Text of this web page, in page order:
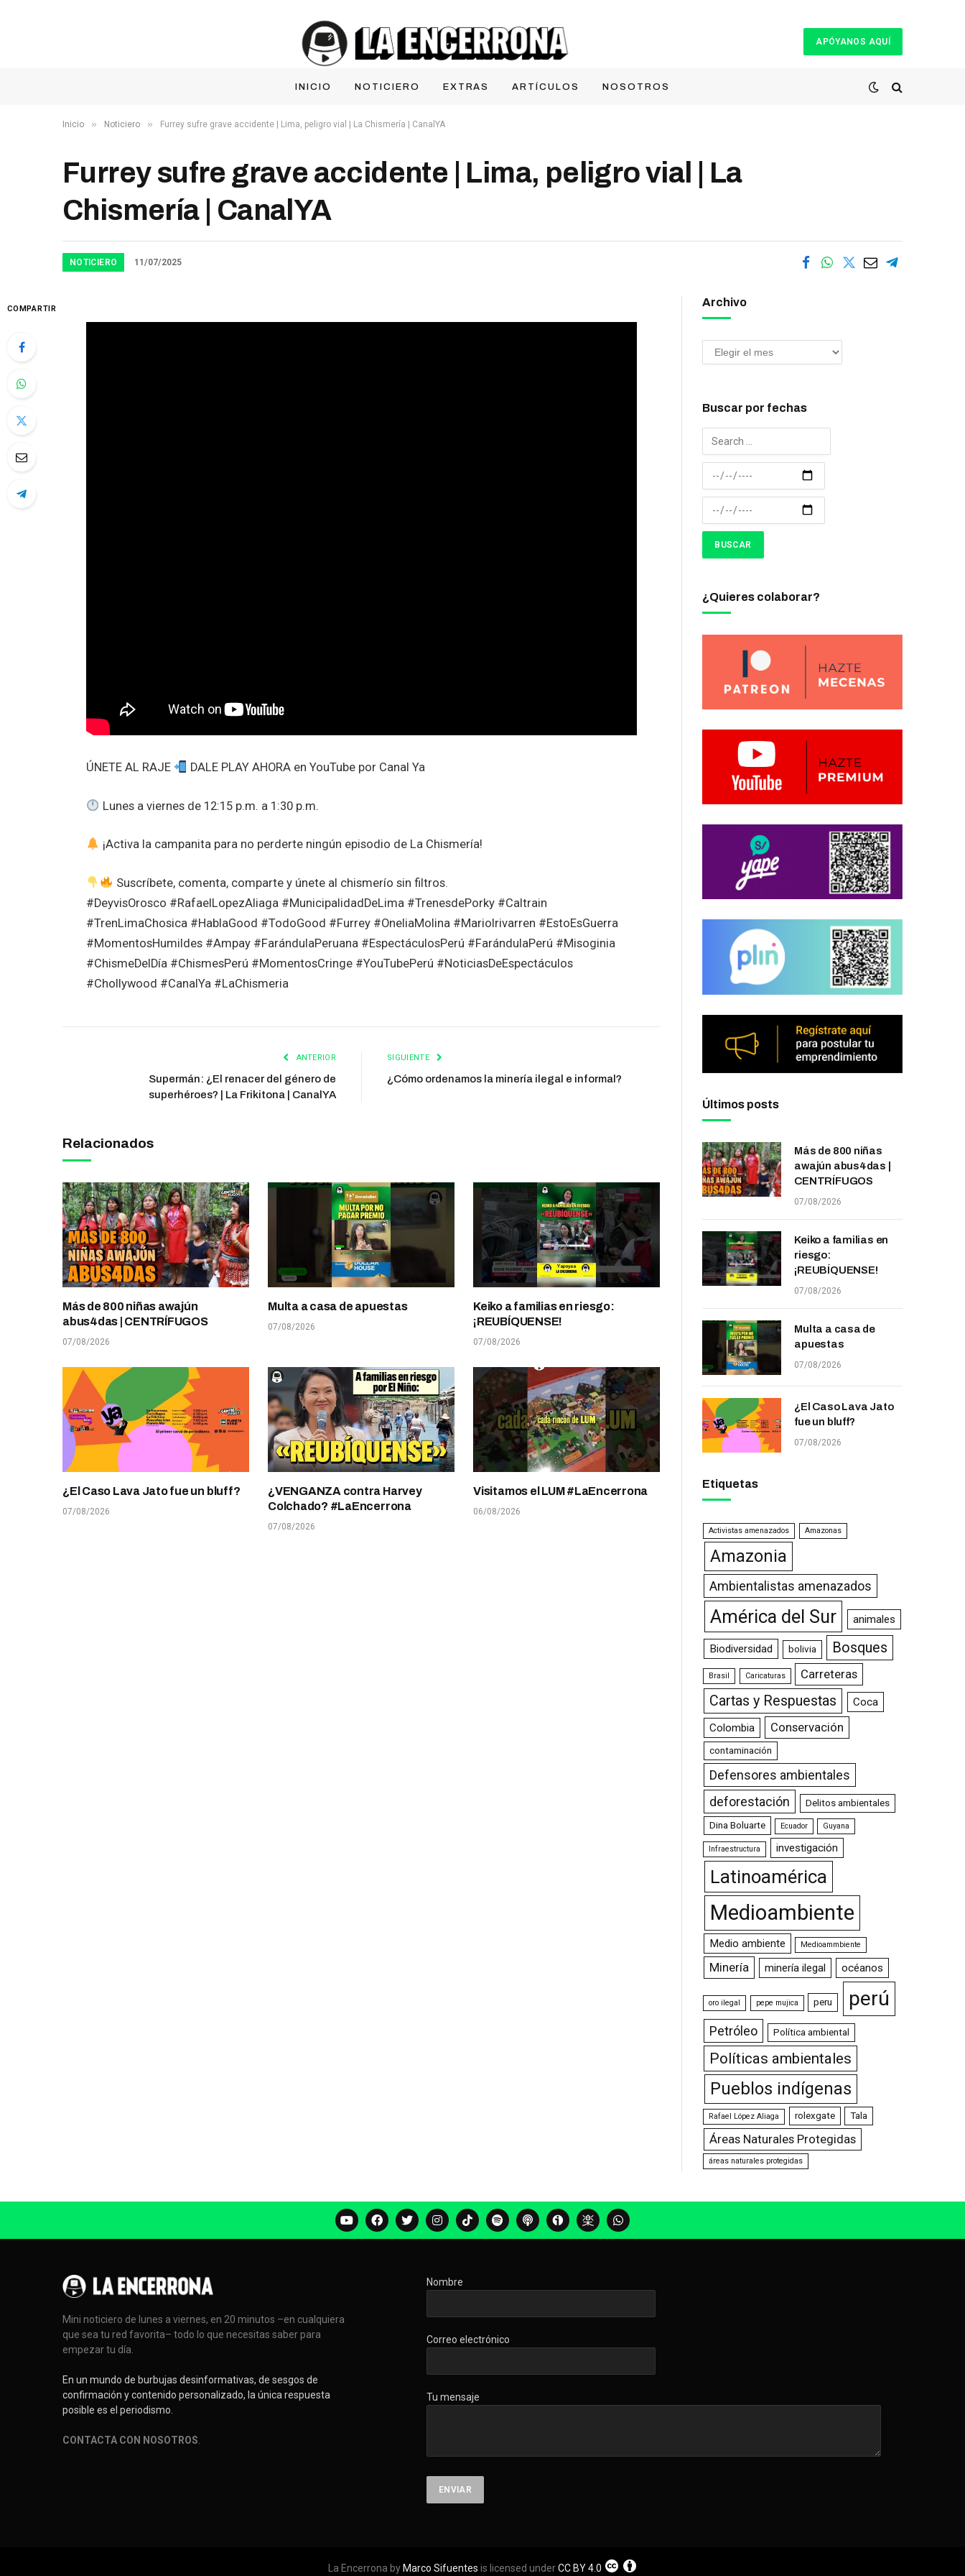
APÓYANOS AQUÍ
INICIO NOTICIERO EXTRAS ARTÍCULOS NOSOTROS
Inicio » Noticiero » Furrey sufre grave accidente | Lima, peligro vial | La Chismería | CanalYA
Furrey sufre grave accidente | Lima, peligro vial | La
Chismería | CanalYA
NOTICIERO 11/07/2025
COMPARTIR
ÚNETE AL RAJE DALE PLAY AHORA en YouTube por Canal Ya
Lunes a viernes de 12:15 p.m. a 1:30 p.m.
¡Activa la campanita para no perderte ningún episodio de La Chismería!
Suscríbete, comenta, comparte y únete al chismerío sin filtros.
#DeyvisOrosco #RafaelLopezAliaga #MunicipalidadDeLima #TrenesdePorky #Caltrain
#TrenLimaChosica #HablaGood #TodoGood #Furrey #OneliaMolina #MarioIrivarren #EstoEsGuerra
#MomentosHumildes #Ampay #FarándulaPeruana #EspectáculosPerú #FarándulaPerú #Misoginia
#ChismeDelDía #ChismesPerú #MomentosCringe #YouTubePerú #NoticiasDeEspectáculos
#Chollywood #CanalYa #LaChismeria
ANTERIOR
Supermán: ¿El renacer del género de
superhéroes? | La Frikitona | CanalYA
SIGUIENTE
¿Cómo ordenamos la minería ilegal e informal?
Relacionados
Más de 800 niñas awajún
abus4das | CENTRÍFUGOS
07/08/2026
Multa a casa de apuestas
07/08/2026
Keiko a familias en riesgo:
¡REUBÍQUENSE!
07/08/2026
¿El Caso Lava Jato fue un bluff?
07/08/2026
¿VENGANZA contra Harvey
Colchado? #LaEncerrona
07/08/2026
Visitamos el LUM #LaEncerrona
06/08/2026
Archivo
Buscar por fechas
¿Quieres colaborar?
Últimos posts
Más de 800 niñas
awajún abus4das |
CENTRÍFUGOS
07/08/2026
Keiko a familias en
riesgo:
¡REUBÍQUENSE!
07/08/2026
Multa a casa de
apuestas
07/08/2026
¿El Caso Lava Jato
fue un bluff?
07/08/2026
Etiquetas
Activistas amenazados Amazonas
Amazonia
Ambientalistas amenazados
América del Sur animales
Biodiversidad bolivia Bosques
Brasil Caricaturas Carreteras
Cartas y Respuestas
Coca
Colombia
Conservación
contaminación
Defensores ambientales
deforestación
Delitos ambientales
Dina Boluarte Ecuador Guyana
Infraestructura investigación
Latinoamérica
Medioambiente
Medio ambiente Medioammbiente
Minería minería ilegal océanos
oro ilegal pepe mujica peru perú
Petróleo Política ambiental
Políticas ambientales
Pueblos indígenas
Rafael López Aliaga rolexgate Tala
Áreas Naturales Protegidas
áreas naturales protegidas
Mini noticiero de lunes a viernes, en 20 minutos –en cualquiera
que sea tu red favorita– todo lo que necesitas saber para
empezar tu día.
En un mundo de burbujas desinformativas, de sesgos de
confirmación y contenido personalizado, la única respuesta
posible es el periodismo.
CONTACTA CON NOSOTROS
Nombre
Correo electrónico
Tu mensaje
La Encerrona by Marco Sifuentes is licensed underCC BY 4.0